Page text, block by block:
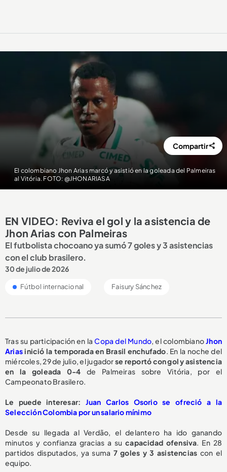
El colombiano Jhon Arias marcó y asistió en la goleada del Palmeiras
al Vitória. FOTO: @JHONARIASA
Compartir
EN VIDEO: Reviva el gol y la asistencia de
Jhon Arias con Palmeiras
El futbolista chocoano ya sumó 7 goles y 3 asistencias
con el club brasilero.
30 de julio de 2026
Fútbol internacional Faisury Sánchez
Tras su participación en laCopa del Mundo , el colombiano Jhon
Ariasinició la temporada en Brasil enchufado . En la noche del
miércoles, 29 de julio, el jugadorse reportócon gol y asistencia
en la goleada 0-4de Palmeiras sobre Vitória, por el
Campeonato Brasilero.
Le puede interesar:
Juan Carlos Osorio se ofreció a la
Selección Colombia por un salario mínimo
Desde su llegada al Verdão, el delantero ha ido ganando
minutos y confianza gracias a sucapacidad ofensiva . En 28
partidos disputados, ya suma 7 goles y 3 asistencias con el
equipo.